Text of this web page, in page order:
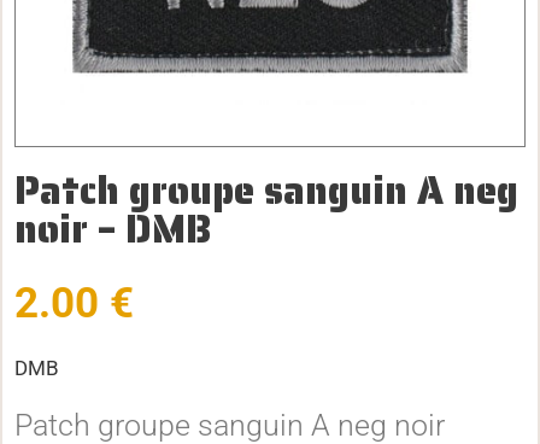
Patch groupe sanguin A neg
noir – DMB
2.00 €
DMB
Patch groupe sanguin A neg noir